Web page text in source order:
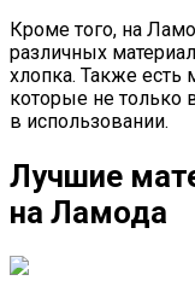
Кроме того, на
различных
хлопка. Также есть
которые не только
в использовании.
Лучшие
на Ламода